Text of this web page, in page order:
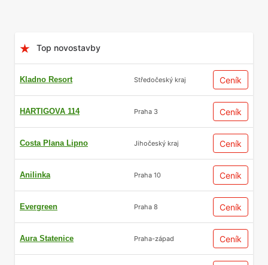
Top novostavby
Kladno Resort Středočeský kraj Ceník
HARTIGOVA 114 Praha 3 Ceník
Costa Plana Lipno Jihočeský kraj Ceník
Anilinka Praha 10 Ceník
Evergreen Praha 8 Ceník
Aura Statenice Praha-západ Ceník